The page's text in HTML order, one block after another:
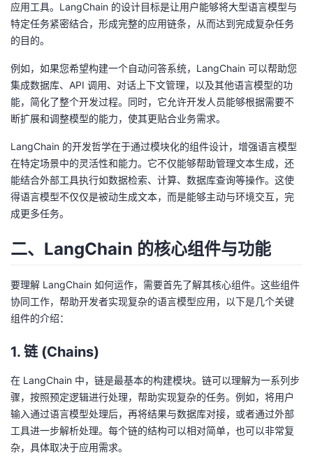
坛
圈
子
的
直
播
我
的
活
我
的
注
我
的
开
发
者
学
堂
我
的
课
程
我
的
认
证
我
的
实
我
的
我
的
Programs
我
的
支
持
我
的
技
术
支
持
我
的
云
声
建
应用工具。LangChain 的设计目标是让用户能够将大型语言模型与
特定任务紧密结合，形成完整的应用链条，从而达到完成复杂任务
的目的。
例如，如果您希望构建一个自动问答系统，LangChain 可以帮助您
集成数据库、API 调用、对话上下文管理，以及其他语言模型的功
能，简化了整个开发过程。同时，它允许开发人员能够根据需要不
断扩展和调整模型的能力，使其更贴合业务需求。
LangChain 的开发哲学在于通过模块化的组件设计，增强语言模型
在特定场景中的灵活性和能力。它不仅能够帮助管理文本生成，还
能结合外部工具执行如数据检索、计算、数据库查询等操作。这使
得语言模型不仅仅是被动生成文本，而是能够主动与环境交互，完
成更多任务。
二、LangChain 的核心组件与功能
要理解 LangChain 如何运作，需要首先了解其核心组件。这些组件
协同工作，帮助开发者实现复杂的语言模型应用，以下是几个关键
组件的介绍：
1. 链 (Chains)
在 LangChain 中，链是最基本的构建模块。链可以理解为一系列步
骤，按照预定逻辑进行处理，帮助实现复杂的任务。例如，将用户
输入通过语言模型处理后，再将结果与数据库对接，或者通过外部
工具进一步解析处理。每个链的结构可以相对简单，也可以非常复
杂，具体取决于应用需求。